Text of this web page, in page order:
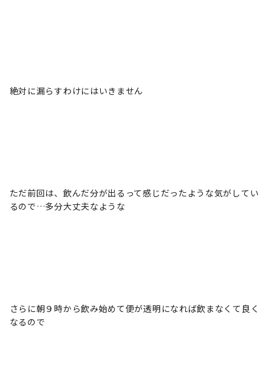
絶対に漏らすわけにはいきません
ただ前回は、飲んだ分が出るって感じだったような気がしてい
るので…多分大丈夫なような
さらに朝９時から飲み始めて便が透明になれば飲まなくて良く
なるので